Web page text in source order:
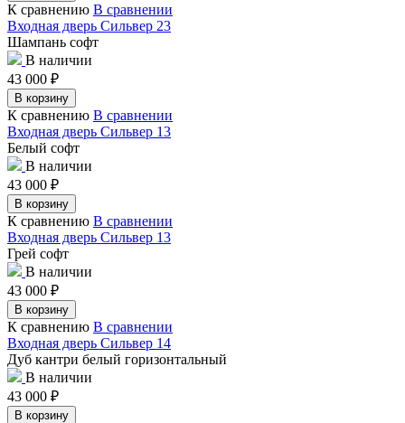
К сравнению В сравнении
Входная дверь Сильвер 23
Шампань софт
В наличии
43 000 ₽
В корзину
К сравнению В сравнении
Входная дверь Сильвер 13
Белый софт
В наличии
43 000 ₽
В корзину
К сравнению В сравнении
Входная дверь Сильвер 13
Грей софт
В наличии
43 000 ₽
В корзину
К сравнению В сравнении
Входная дверь Сильвер 14
Дуб кантри белый горизонтальный
В наличии
43 000 ₽
В корзину